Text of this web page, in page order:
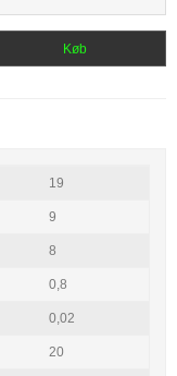
Køb
19
9
8
0,8
0,02
20